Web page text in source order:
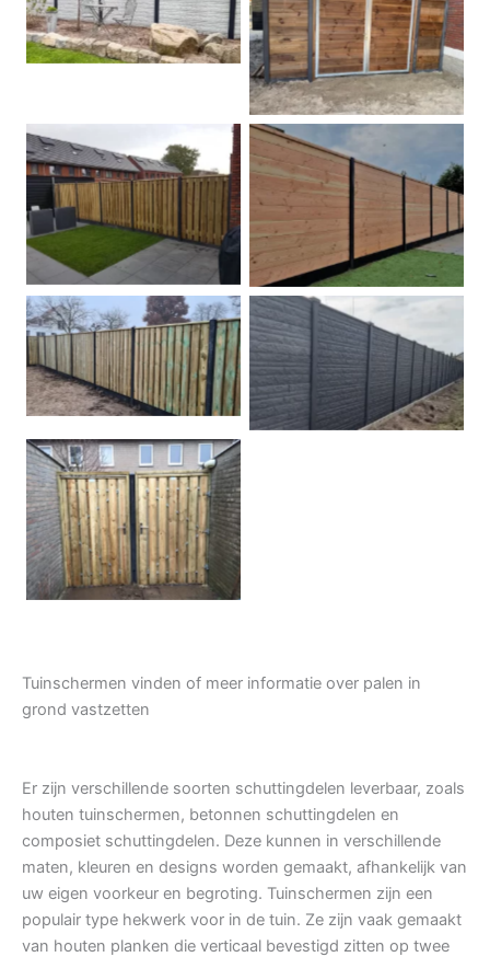
Betonschutting
Dubbele poort
Betonpalen schutting Douglas
Hout beton schuttingen Rots motief antraciet
Tuindeur grenen
Tuinschermen vinden of meer informatie over palen in
grond vastzetten
Er zijn verschillende soorten schuttingdelen leverbaar, zoals
houten tuinschermen, betonnen schuttingdelen en
composiet schuttingdelen. Deze kunnen in verschillende
maten, kleuren en designs worden gemaakt, afhankelijk van
uw eigen voorkeur en begroting. Tuinschermen zijn een
populair type hekwerk voor in de tuin. Ze zijn vaak gemaakt
van houten planken die verticaal bevestigd zitten op twee